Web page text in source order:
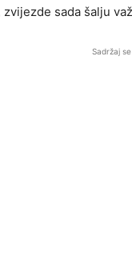
sada šalju
Sadržaj